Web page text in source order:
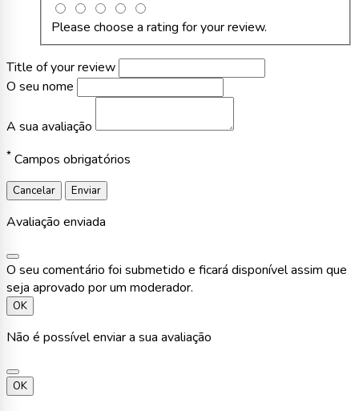
Please choose a rating for your review.
Title of your review
O seu nome
A sua avaliação
* Campos obrigatórios
Cancelar Enviar
Avaliação enviada
O seu comentário foi submetido e ficará disponível assim que
seja aprovado por um moderador.
OK
Não é possível enviar a sua avaliação
OK